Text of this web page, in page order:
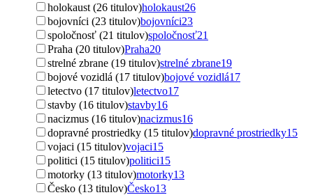
holokaust (26 titulov)holokaust26
bojovníci (23 titulov)bojovníci23
spoločnosť (21 titulov)spoločnosť21
Praha (20 titulov)Praha20
strelné zbrane (19 titulov)strelné zbrane19
bojové vozidlá (17 titulov)bojové vozidlá17
letectvo (17 titulov)letectvo17
stavby (16 titulov)stavby16
nacizmus (16 titulov)nacizmus16
dopravné prostriedky (15 titulov)dopravné prostriedky15
vojaci (15 titulov)vojaci15
politici (15 titulov)politici15
motorky (13 titulov)motorky13
Česko (13 titulov)Česko13